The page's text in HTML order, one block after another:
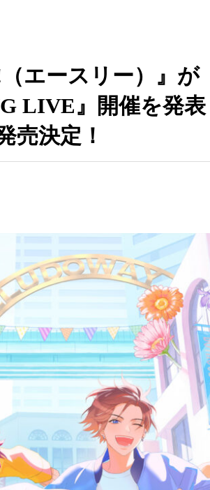
エースリー）』が
LIVE』開催を発
売決定！